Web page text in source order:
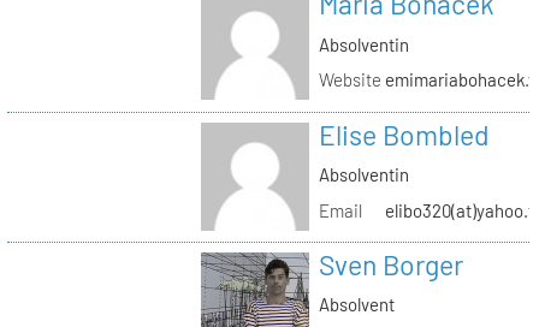
Absolventin
Website
Elise Bombled
Absolventin
Email
Sven Borger
Absolvent